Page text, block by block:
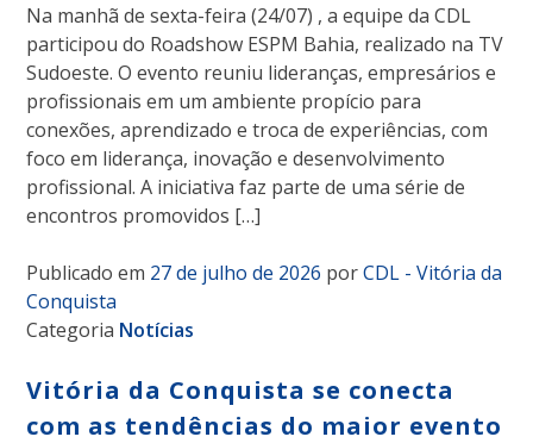
Na manhã de sexta-feira (24/07) , a equipe da CDL
participou do Roadshow ESPM Bahia, realizado na TV
Sudoeste. O evento reuniu lideranças, empresários e
profissionais em um ambiente propício para
conexões, aprendizado e troca de experiências, com
foco em liderança, inovação e desenvolvimento
profissional. A iniciativa faz parte de uma série de
encontros promovidos […]
Publicado em 27 de julho de 2026 porCDL - Vitória da
Conquista
Categoria Notícias
Vitória da Conquista se conecta
com as tendências do maior evento